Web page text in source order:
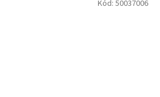
Kód: 50037006